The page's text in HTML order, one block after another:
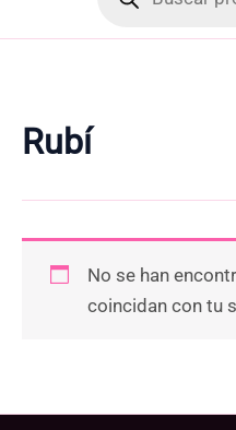
productos
Rubí
No se han
coincidan con tu